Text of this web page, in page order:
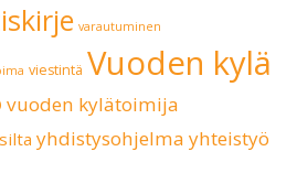
varautuminen
viestintä Vuoden kylä
vuoden kylätoimija
yhdistysohjelma yhteistyö